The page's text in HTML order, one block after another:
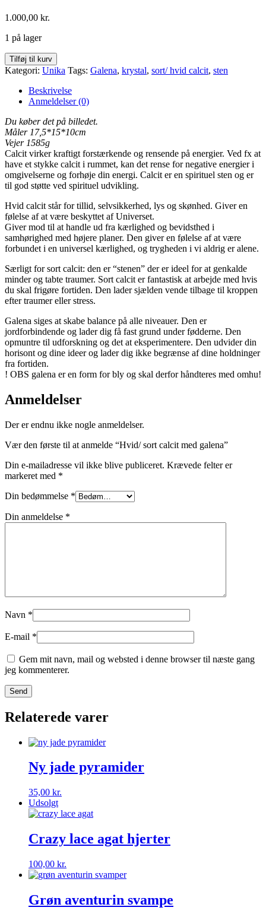
1.000,00 kr.
1 på lager
Hvid/
sort
calcit
med
galena
Tilføj til kurv
Kategori: Unika Tags: Galena, krystal, sort/ hvid calcit, sten
Beskrivelse
Anmeldelser (0)
Du køber det på billedet.
Måler 17,5*15*10cm
Vejer 1585g
Calcit virker kraftigt forstærkende og rensende på energier. Ved fx at
have et stykke calcit i rummet, kan det rense for negative energier i
omgivelserne og forhøje din energi. Calcit er en spirituel sten og er
til god støtte ved spirituel udvikling.
Hvid calcit står for tillid, selvsikkerhed, lys og skønhed. Giver en
følelse af at være beskyttet af Universet.
Giver mod til at handle ud fra kærlighed og bevidsthed i
samhørighed med højere planer. Den giver en følelse af at være
forbundet i en universel kærlighed, og trygheden i vi aldrig er alene.
Særligt for sort calcit: den er “stenen” der er ideel for at genkalde
minder og tabte traumer. Sort calcit er fantastisk at arbejde med hvis
du skal frigøre fortiden. Den lader sjælden vende tilbage til kroppen
efter traumer eller stress.
Galena siges at skabe balance på alle niveauer. Den er
jordforbindende og lader dig få fast grund under fødderne. Den
opmuntre til udforskning og det at eksperimentere. Den udvider din
horisont og dine ideer og lader dig ikke begrænse af dine holdninger
fra fortiden.
! OBS galena er en form for bly og skal derfor håndteres med omhu!
Anmeldelser
Der er endnu ikke nogle anmeldelser.
Vær den første til at anmelde “Hvid/ sort calcit med galena”
Din e-mailadresse vil ikke blive publiceret. Krævede felter er
markeret med *
Din bedømmelse *
Din anmeldelse *
Navn *
E-mail *
Gem mit navn, mail og websted i denne browser til næste gang
jeg kommenterer.
Relaterede varer
Ny jade pyramider
35,00 kr.
Udsolgt
Crazy lace agat hjerter
100,00 kr.
Grøn aventurin svampe